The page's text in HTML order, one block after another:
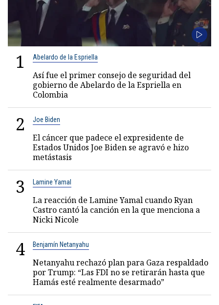
1 Abelardo de la Espriella
Así fue el primer consejo de seguridad del
gobierno de Abelardo de la Espriella en
Colombia
2 Joe Biden
El cáncer que padece el expresidente de
Estados Unidos Joe Biden se agravó e hizo
metástasis
3 Lamine Yamal
La reacción de Lamine Yamal cuando Ryan
Castro cantó la canción en la que menciona a
Nicki Nicole
4 Benjamín Netanyahu
Netanyahu rechazó plan para Gaza respaldado
por Trump: “Las FDI no se retirarán hasta que
Hamás esté realmente desarmado”